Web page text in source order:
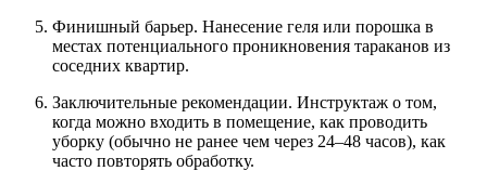
Финишный барьер. Нанесение геля или порошка в
местах потенциального проникновения тараканов из
соседних квартир.
Заключительные рекомендации. Инструктаж о том,
когда можно входить в помещение, как проводить
уборку (обычно не ранее чем через 24–48 часов), как
часто повторять обработку.